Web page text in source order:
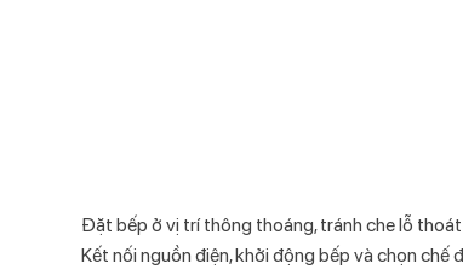
Đặt bếp ở vị trí thông thoáng, tránh che lỗ thoát
Kết nối nguồn điện, khởi động bếp và chọn chế